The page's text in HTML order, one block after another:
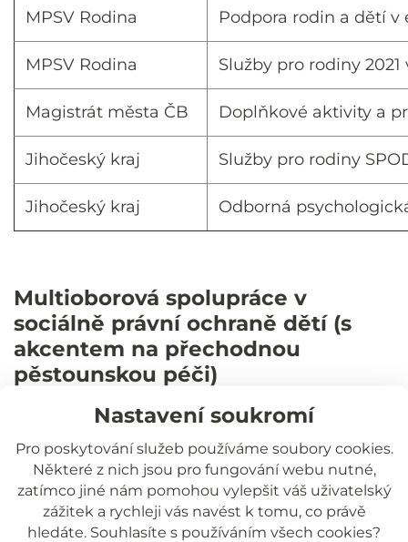
Nastavení soukromí
Pro poskytování služeb používáme soubory cookies.
Některé z nich jsou pro fungování webu nutné,
zatímco jiné nám pomohou vylepšit váš uživatelský
zážitek a rychleji vás navést k tomu, co právě
hledáte. Souhlasíte s používáním všech cookies?
MPSV Rodina Podpora rodin a dětí v
MPSV Rodina Služby pro rodiny
Magistrát města ČB Doplňkové aktivity a
Jihočeský kraj Služby pro rodiny
Jihočeský kraj Odborná
Multioborová spolupráce v
sociálně právní ochraně dětí (s
akcentem na přechodnou
pěstounskou péči)
Poskytovatel dotace: Operační program
Registrační číslo:
CZ.03.2.63/0.0/0.0/16_065/0003785
Datum zahájení: 1. 6. 2017
Datum ukončení: 31. 5. 2019